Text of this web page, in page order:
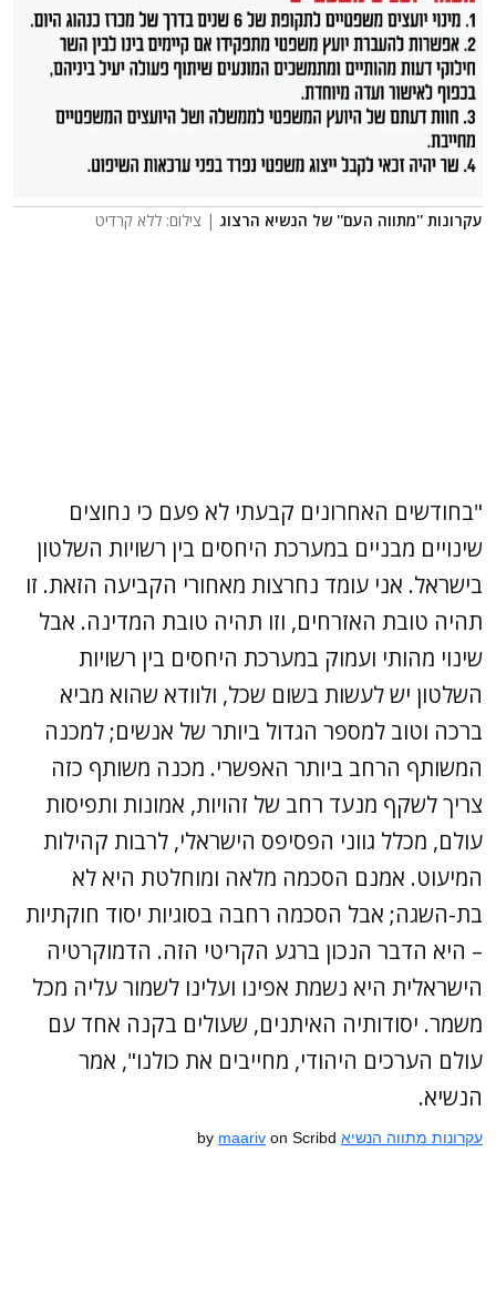
עקרונות ''מתווה העם'' של הנשיא הרצוג | צילום: ללא קרדיט
"בחודשים האחרונים קבעתי לא פעם כי נחוצים
שינויים מבניים במערכת היחסים בין רשויות השלטון
בישראל. אני עומד נחרצות מאחורי הקביעה הזאת. זו
תהיה טובת האזרחים, וזו תהיה טובת המדינה. אבל
שינוי מהותי ועמוק במערכת היחסים בין רשויות
השלטון יש לעשות בשום שכל, ולוודא שהוא מביא
ברכה וטוב למספר הגדול ביותר של אנשים; למכנה
המשותף הרחב ביותר האפשרי. מכנה משותף כזה
צריך לשקף מנעד רחב של זהויות, אמונות ותפיסות
עולם, מכלל גווני הפסיפס הישראלי, לרבות קהילות
המיעוט. אמנם הסכמה מלאה ומוחלטת היא לא
בת-השגה; אבל הסכמה רחבה בסוגיות יסוד חוקתיות
– היא הדבר הנכון ברגע הקריטי הזה. הדמוקרטיה
הישראלית היא נשמת אפינו ועלינו לשמור עליה מכל
משמר. יסודותיה האיתנים, שעולים בקנה אחד עם
עולם הערכים היהודי, מחייבים את כולנו", אמר
הנשיא.
עקרונות מתווה הנשיא maariv on Scribd